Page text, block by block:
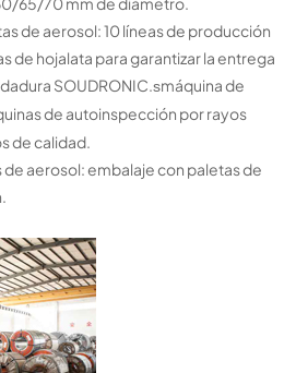
de aerosol: 10 líneas de producción
de hojalata para garantizar la entrega
SOUDRONIC.smáquina de
de autoinspección por rayos
de calidad.
de aerosol: embalaje con paletas de